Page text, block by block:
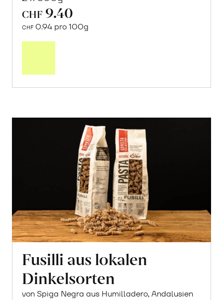
CHF 9.40
CHF 0.94 pro 100g
Fusilli aus lokalen
Dinkelsorten
von Spiga Negra aus Humilladero, Andalusien